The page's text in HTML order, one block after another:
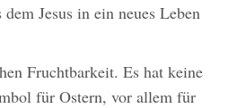
Jesus in ein neues Leben
Fruchtbarkeit. Es hat keine
für Ostern, vor allem für